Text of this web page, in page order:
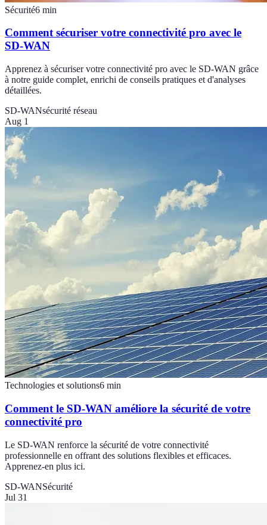
Sécurité6 min
Comment sécuriser votre connectivité pro avec le
SD-WAN
Apprenez à sécuriser votre connectivité pro avec le SD-WAN grâce
à notre guide complet, enrichi de conseils pratiques et d'analyses
détaillées.
SD-WANsécurité réseau
Aug 1
Technologies et solutions6 min
Comment le SD-WAN améliore la sécurité de votre
connectivité pro
Le SD-WAN renforce la sécurité de votre connectivité
professionnelle en offrant des solutions flexibles et efficaces.
Apprenez-en plus ici.
SD-WANSécurité
Jul 31